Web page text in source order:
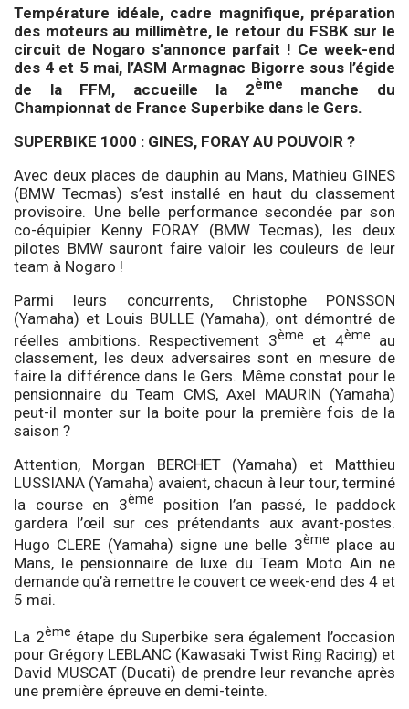
Température idéale, cadre magnifique, préparation
des moteurs au millimètre, le retour du FSBK sur le
circuit de Nogaro s’annonce parfait ! Ce week-end
des 4 et 5 mai, l’ASM Armagnac Bigorre sous l’égide
de la FFM, accueille la 2ème
manche du
Championnat de France Superbike dans le Gers.
SUPERBIKE 1000 : GINES, FORAY AU POUVOIR ?
Avec deux places de dauphin au Mans, Mathieu GINES
(BMW Tecmas) s’est installé en haut du classement
provisoire. Une belle performance secondée par son
co-équipier Kenny FORAY (BMW Tecmas), les deux
pilotes BMW sauront faire valoir les couleurs de leur
team à Nogaro !
Parmi leurs concurrents, Christophe PONSSON
(Yamaha) et Louis BULLE (Yamaha), ont démontré de
réelles ambitions. Respectivement 3ème et 4ème
au
classement, les deux adversaires sont en mesure de
faire la différence dans le Gers. Même constat pour le
pensionnaire du Team CMS, Axel MAURIN (Yamaha)
peut-il monter sur la boite pour la première fois de la
saison ?
Attention, Morgan BERCHET (Yamaha) et Matthieu
LUSSIANA (Yamaha) avaient, chacun à leur tour, terminé
la course en 3ème
position l’an passé, le paddock
gardera l’œil sur ces prétendants aux avant-postes.
Hugo CLERE (Yamaha) signe une belle 3ème place au
Mans, le pensionnaire de luxe du Team Moto Ain ne
demande qu’à remettre le couvert ce week-end des 4 et
5 mai.
La 2ème étape du Superbike sera également l’occasion
pour Grégory LEBLANC (Kawasaki Twist Ring Racing) et
David MUSCAT (Ducati) de prendre leur revanche après
une première épreuve en demi-teinte.